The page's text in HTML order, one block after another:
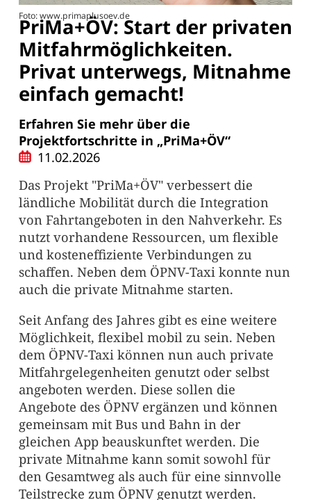
Foto: www.primaplusoev.de
PriMa+ÖV: Start der privaten
Mitfahrmöglichkeiten.
Privat unterwegs, Mitnahme
einfach gemacht!
Erfahren Sie mehr über die
Projektfortschritte in „PriMa+ÖV“
11.02.2026
Das Projekt "PriMa+ÖV" verbessert die
ländliche Mobilität durch die Integration
von Fahrtangeboten in den Nahverkehr. Es
nutzt vorhandene Ressourcen, um flexible
und kosteneffiziente Verbindungen zu
schaffen. Neben dem ÖPNV-Taxi konnte nun
auch die private Mitnahme starten.
Seit Anfang des Jahres gibt es eine weitere
Möglichkeit, flexibel mobil zu sein. Neben
dem ÖPNV-Taxi können nun auch private
Mitfahrgelegenheiten genutzt oder selbst
angeboten werden. Diese sollen die
Angebote des ÖPNV ergänzen und können
gemeinsam mit Bus und Bahn in der
gleichen App beauskunftet werden. Die
private Mitnahme kann somit sowohl für
den Gesamtweg als auch für eine sinnvolle
Teilstrecke zum ÖPNV genutzt werden.